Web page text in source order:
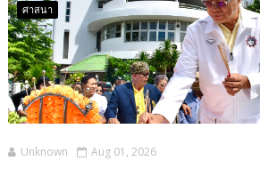
ศาสนา
Unknown Aug 01, 2026